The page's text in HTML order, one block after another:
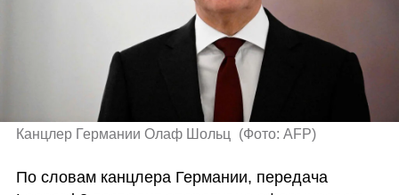
Канцлер Германии Олаф Шольц (Фото: AFP)
По словам канцлера Германии, передача